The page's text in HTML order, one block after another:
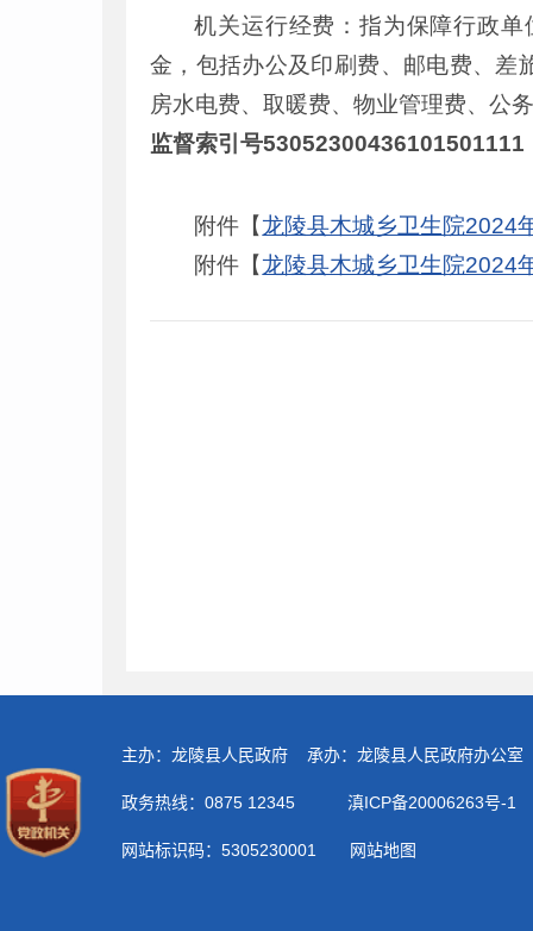
机关运行经费：指为保障行政
金，包括办公及印刷费、邮电费、差
房水电费、取暖费、物业管理费、公
监督索引号53052300436101501111
附件【龙陵县木城乡卫生院2024
附件【龙陵县木城乡卫生院2024